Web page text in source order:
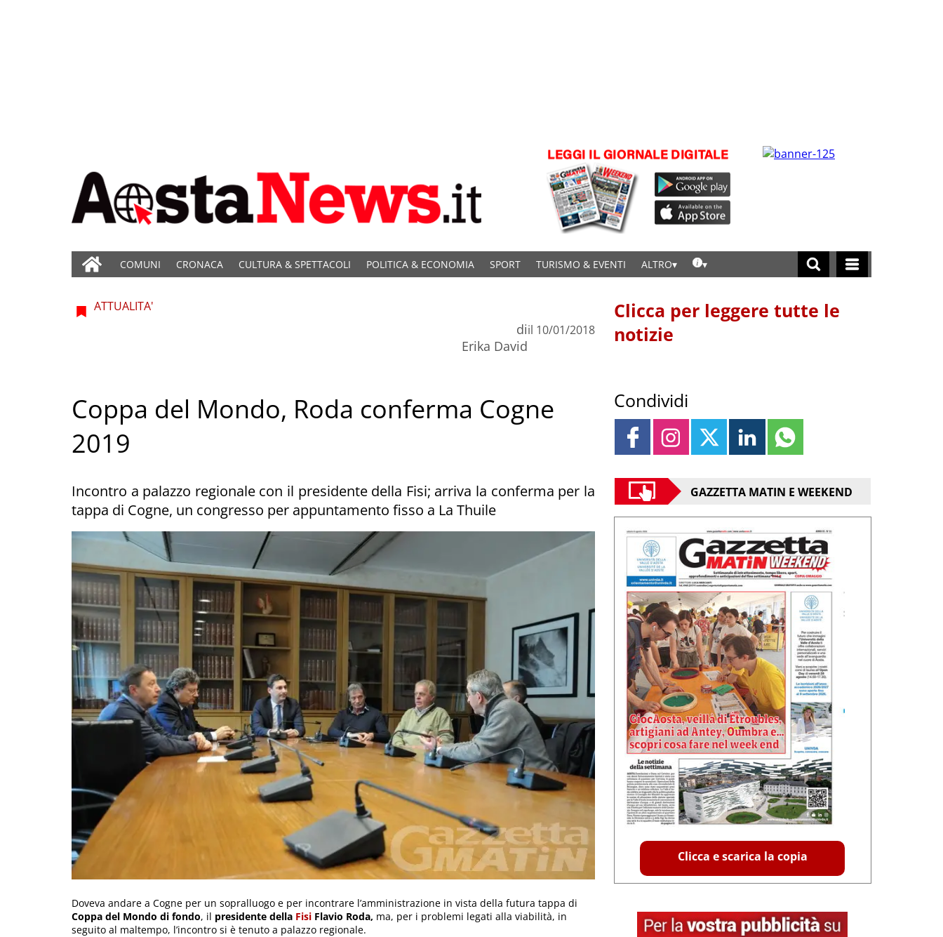
COMUNI CRONACA CULTURA & SPETTACOLI POLITICA & ECONOMIA SPORT TURISMO & EVENTI ALTRO
ATTUALITA'
di
Erika David
il 10/01/2018
Coppa del Mondo, Roda conferma Cogne
2019
Incontro a palazzo regionale con il presidente della Fisi; arriva la conferma per la
tappa di Cogne, un congresso per appuntamento fisso a La Thuile
Doveva andare a Cogne per un sopralluogo e per incontrare l’amministrazione in vista della futura tappa di
Coppa del Mondo di fondo, il presidente della Fisi Flavio Roda, ma, per i problemi legati alla viabilità, in
seguito al maltempo, l’incontro si è tenuto a palazzo regionale.
Clicca per leggere tutte le
notizie
Condividi
GAZZETTA MATIN E WEEKEND
Clicca e scarica la copia